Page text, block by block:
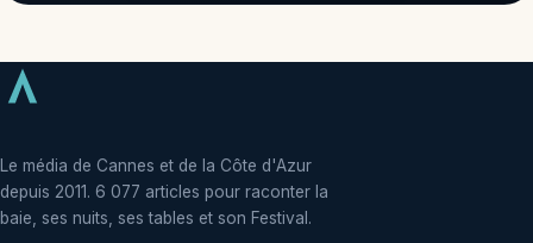
Le média de Cannes et de la Côte d'Azur
depuis 2011. 6 077 articles pour raconter la
baie, ses nuits, ses tables et son Festival.